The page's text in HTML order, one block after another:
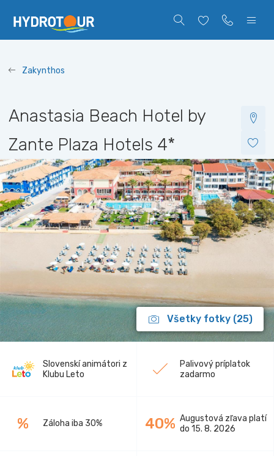
Zakynthos
Anastasia Beach Hotel by
Zante Plaza Hotels 4*
Všetky fotky (25)
Slovenskí animátori z
Klubu Leto
Palivový príplatok
zadarmo
% Záloha iba 30% 40% Augustová zľava platí
do 15. 8. 2026